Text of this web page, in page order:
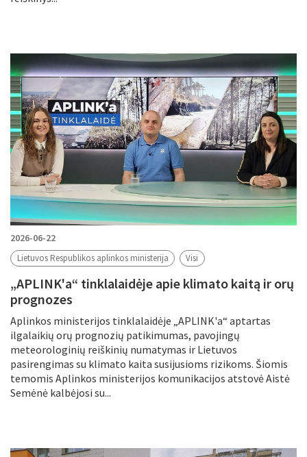
2026-06-22
Lietuvos Respublikos aplinkos ministerija Visi
„APLINK'a“ tinklalaidėje apie klimato kaitą ir orų
prognozes
Aplinkos ministerijos tinklalaidėje „APLINK'a“ aptartas
ilgalaikių orų prognozių patikimumas, pavojingų
meteorologinių reiškinių numatymas ir Lietuvos
pasirengimas su klimato kaita susijusioms rizikoms. Šiomis
temomis Aplinkos ministerijos komunikacijos atstovė Aistė
Semėnė kalbėjosi su...